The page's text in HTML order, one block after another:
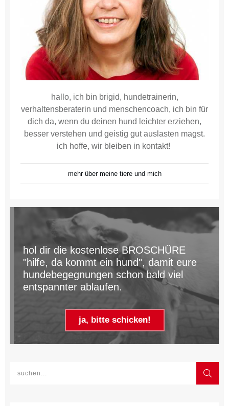
hallo, ich bin brigid, hundetrainerin,
verhaltensberaterin und menschencoach, ich bin für
dich da, wenn du deinen hund leichter erziehen,
besser verstehen und geistig gut auslasten magst.
ich hoffe, wir bleiben in kontakt!
mehr über meine tiere und mich
hol dir die kostenlose BROSCHÜRE
"hilfe, da kommt ein hund", damit eure
hundebegegnungen schon bald viel
entspannter ablaufen.
ja, bitte schicken!